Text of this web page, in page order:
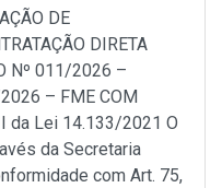
DE
DIRETA
Nº 011/2026 –
– FME COM
da Lei 14.133/2021 O
da Secretaria
com Art. 75,